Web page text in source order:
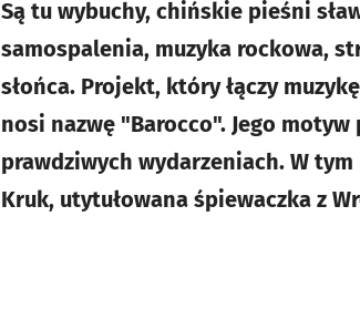
Są tu wybuchy, chińskie pieśni
samospalenia, muzyka rockowa,
słońca. Projekt, który łączy
nosi nazwę "Barocco". Jego
prawdziwych wydarzeniach. W
Kruk, utytułowana śpiewaczka z